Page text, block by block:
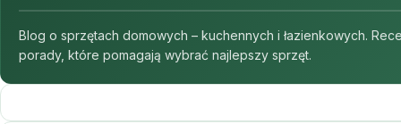
Blog o sprzętach domowych – kuchennych i łazienkowych.
porady, które pomagają wybrać najlepszy sprzęt.